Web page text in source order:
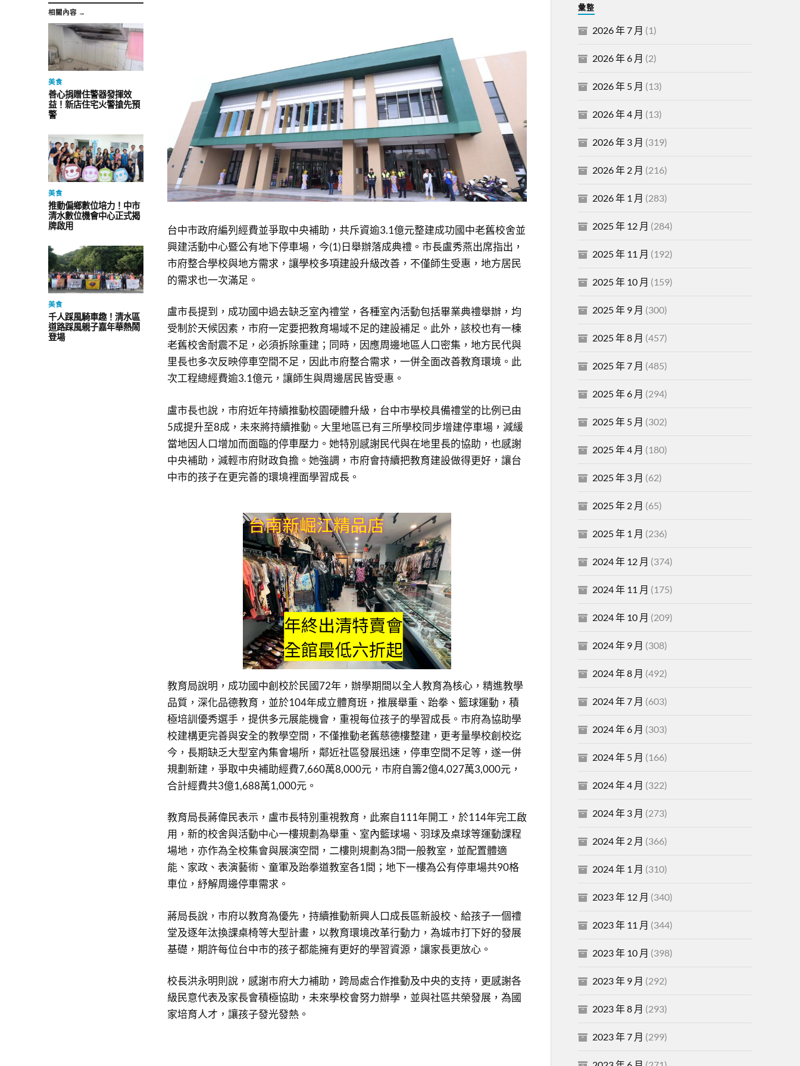
相關內容 →
美食
善心捐贈住警器發揮效
益！新店住宅火警搶先預
警
美食
推動偏鄉數位培力！中市
清水數位機會中心正式揭
牌啟用
美食
千人踩風騎車趣！清水區
道路踩風親子嘉年華熱鬧
登場
台中市政府編列經費並爭取中央補助，共斥資逾3.1億元整建成功國中老舊校舍並
興建活動中心暨公有地下停車場，今(1)日舉辦落成典禮。市長盧秀燕出席指出，
市府整合學校與地方需求，讓學校多項建設升級改善，不僅師生受惠，地方居民
的需求也一次滿足。
盧市長提到，成功國中過去缺乏室內禮堂，各種室內活動包括畢業典禮舉辦，均
受制於天候因素，市府一定要把教育場域不足的建設補足。此外，該校也有一棟
老舊校舍耐震不足，必須拆除重建；同時，因應周邊地區人口密集，地方民代與
里長也多次反映停車空間不足，因此市府整合需求，一併全面改善教育環境。此
次工程總經費逾3.1億元，讓師生與周邊居民皆受惠。
盧市長也說，市府近年持續推動校園硬體升級，台中市學校具備禮堂的比例已由
5成提升至8成，未來將持續推動。大里地區已有三所學校同步增建停車場，減緩
當地因人口增加而面臨的停車壓力。她特別感謝民代與在地里長的協助，也感謝
中央補助，減輕市府財政負擔。她強調，市府會持續把教育建設做得更好，讓台
中市的孩子在更完善的環境裡面學習成長。
教育局說明，成功國中創校於民國72年，辦學期間以全人教育為核心，精進教學
品質，深化品德教育，並於104年成立體育班，推展舉重、跆拳、籃球運動，積
極培訓優秀選手，提供多元展能機會，重視每位孩子的學習成長。市府為協助學
校建構更完善與安全的教學空間，不僅推動老舊慈德樓整建，更考量學校創校迄
今，長期缺乏大型室內集會場所，鄰近社區發展迅速，停車空間不足等，遂一併
規劃新建，爭取中央補助經費7,660萬8,000元，市府自籌2億4,027萬3,000元，
合計經費共3億1,688萬1,000元。
教育局長蔣偉民表示，盧市長特別重視教育，此案自111年開工，於114年完工啟
用，新的校舍與活動中心一樓規劃為舉重、室內籃球場、羽球及桌球等運動課程
場地，亦作為全校集會與展演空間，二樓則規劃為3間一般教室，並配置體適
能、家政、表演藝術、童軍及跆拳道教室各1間；地下一樓為公有停車場共90格
車位，紓解周邊停車需求。
蔣局長說，市府以教育為優先，持續推動新興人口成長區新設校、給孩子一個禮
堂及逐年汰換課桌椅等大型計畫，以教育環境改革行動力，為城市打下好的發展
基礎，期許每位台中市的孩子都能擁有更好的學習資源，讓家長更放心。
校長洪永明則說，感謝市府大力補助，跨局處合作推動及中央的支持，更感謝各
級民意代表及家長會積極協助，未來學校會努力辦學，並與社區共榮發展，為國
家培育人才，讓孩子發光發熱。
彙整
2026 年 7 月 (1)
2026 年 6 月 (2)
2026 年 5 月 (13)
2026 年 4 月 (13)
2026 年 3 月 (319)
2026 年 2 月 (216)
2026 年 1 月 (283)
2025 年 12 月 (284)
2025 年 11 月 (192)
2025 年 10 月 (159)
2025 年 9 月 (300)
2025 年 8 月 (457)
2025 年 7 月 (485)
2025 年 6 月 (294)
2025 年 5 月 (302)
2025 年 4 月 (180)
2025 年 3 月 (62)
2025 年 2 月 (65)
2025 年 1 月 (236)
2024 年 12 月 (374)
2024 年 11 月 (175)
2024 年 10 月 (209)
2024 年 9 月 (308)
2024 年 8 月 (492)
2024 年 7 月 (603)
2024 年 6 月 (303)
2024 年 5 月 (166)
2024 年 4 月 (322)
2024 年 3 月 (273)
2024 年 2 月 (366)
2024 年 1 月 (310)
2023 年 12 月 (340)
2023 年 11 月 (344)
2023 年 10 月 (398)
2023 年 9 月 (292)
2023 年 8 月 (293)
2023 年 7 月 (299)